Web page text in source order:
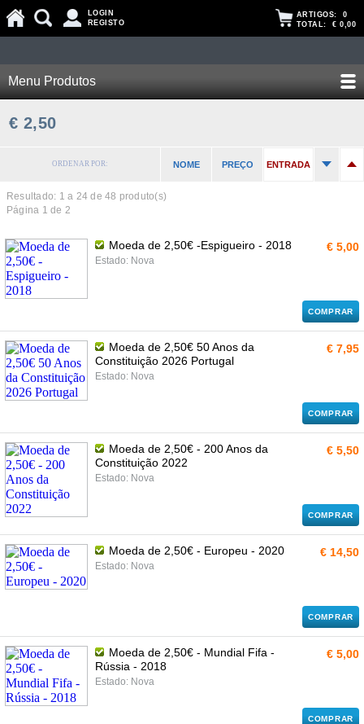
LOGIN
REGISTO
ARTIGOS: 0
TOTAL: € 0,00
Menu Produtos
€ 2,50
ORDENAR POR: NOME PREÇO ENTRADA
Resultado: 1 a 24 de 48 produto(s)
Página 1 de 2
Moeda de 2,50€ -Espigueiro - 2018
Estado: Nova
€ 5,00
COMPRAR
Moeda de 2,50€ 50 Anos da
Constituição 2026 Portugal
Estado: Nova
€ 7,95
COMPRAR
Moeda de 2,50€ - 200 Anos da
Constituição 2022
Estado: Nova
€ 5,50
COMPRAR
Moeda de 2,50€ - Europeu - 2020
Estado: Nova
€ 14,50
COMPRAR
Moeda de 2,50€ - Mundial Fifa -
Rússia - 2018
Estado: Nova
€ 5,00
COMPRAR